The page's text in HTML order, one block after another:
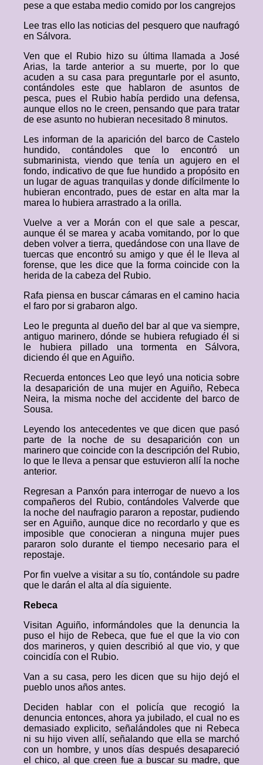
pese a que estaba medio comido por los cangrejos
Lee tras ello las noticias del pesquero que naufragó
en Sálvora.
Ven que el Rubio hizo su última llamada a José
Arias, la tarde anterior a su muerte, por lo que
acuden a su casa para preguntarle por el asunto,
contándoles este que hablaron de asuntos de
pesca, pues el Rubio había perdido una defensa,
aunque ellos no le creen, pensando que para tratar
de ese asunto no hubieran necesitado 8 minutos.
Les informan de la aparición del barco de Castelo
hundido, contándoles que lo encontró un
submarinista, viendo que tenía un agujero en el
fondo, indicativo de que fue hundido a propósito en
un lugar de aguas tranquilas y donde difícilmente lo
hubieran encontrado, pues de estar en alta mar la
marea lo hubiera arrastrado a la orilla.
Vuelve a ver a Morán con el que sale a pescar,
aunque él se marea y acaba vomitando, por lo que
deben volver a tierra, quedándose con una llave de
tuercas que encontró su amigo y que él le lleva al
forense, que les dice que la forma coincide con la
herida de la cabeza del Rubio.
Rafa piensa en buscar cámaras en el camino hacia
el faro por si grabaron algo.
Leo le pregunta al dueño del bar al que va siempre,
antiguo marinero, dónde se hubiera refugiado él si
le hubiera pillado una tormenta en Sálvora,
diciendo él que en Aguiño.
Recuerda entonces Leo que leyó una noticia sobre
la desaparición de una mujer en Aguiño, Rebeca
Neira, la misma noche del accidente del barco de
Sousa.
Leyendo los antecedentes ve que dicen que pasó
parte de la noche de su desaparición con un
marinero que coincide con la descripción del Rubio,
lo que le lleva a pensar que estuvieron allí la noche
anterior.
Regresan a Panxón para interrogar de nuevo a los
compañeros del Rubio, contándoles Valverde que
la noche del naufragio pararon a repostar, pudiendo
ser en Aguiño, aunque dice no recordarlo y que es
imposible que conocieran a ninguna mujer pues
pararon solo durante el tiempo necesario para el
repostaje.
Por fin vuelve a visitar a su tío, contándole su padre
que le darán el alta al día siguiente.
Rebeca
Visitan Aguiño, informándoles que la denuncia la
puso el hijo de Rebeca, que fue el que la vio con
dos marineros, y quien describió al que vio, y que
coincidía con el Rubio.
Van a su casa, pero les dicen que su hijo dejó el
pueblo unos años antes.
Deciden hablar con el policía que recogió la
denuncia entonces, ahora ya jubilado, el cual no es
demasiado explicito, señalándoles que ni Rebeca
ni su hijo viven allí, señalando que ella se marchó
con un hombre, y unos días después desapareció
el chico, al que creen fue a buscar su madre, que